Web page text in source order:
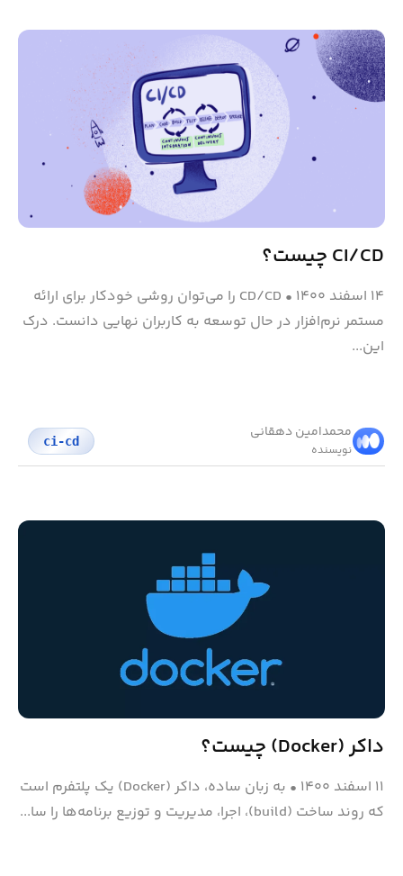
CI/CD چیست؟
۱۴ اسفند ۱۴۰۰ •
CD/CD را می‌توان روشی خودکار برای ارائه
مستمر نرم‌افزار در حال توسعه به کاربران نهایی دانست. درک
این...
محمد‌امین دهقانی
نویسنده
ci-cd
داکر (Docker) چیست؟
۱۱ اسفند ۱۴۰۰ •
به زبان ساده، داکر (Docker) یک پلتفرم است
که روند ساخت (build)، اجرا، مدیریت و توزیع برنامه‌ها را سا...